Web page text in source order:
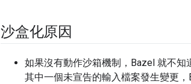
沙盒化原因
如果沒有動作沙箱機制，Bazel 就不
其中一個未宣告的輸入檔案發生變更